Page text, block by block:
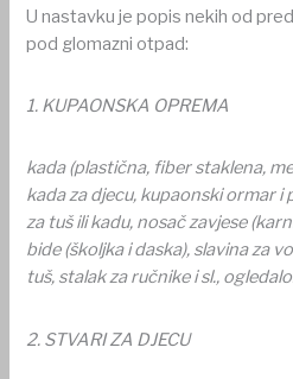
U nastavku je popis nekih od
pod glomazni otpad:
1. KUPAONSKA OPREMA
kada (plastična, fiber staklena,
kada za djecu, kupaonski ormar i
za tuš ili kadu, nosač zavjese
bide (školjka i daska), slavina za
tuš, stalak za ručnike i sl.,
2. STVARI ZA DJECU